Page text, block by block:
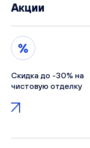
Акции
Скидка до -30% на
чистовую отделку